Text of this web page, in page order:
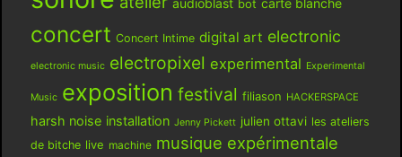
audioblast bot carte blanche
concert Concert Intime digital art electronic
electronic music electropixel experimental Experimental
Music exposition festival filiason HACKERSPACE
harsh noise installation Jenny Pickett julien ottavi les ateliers
de bitche live machine musique expérimentale